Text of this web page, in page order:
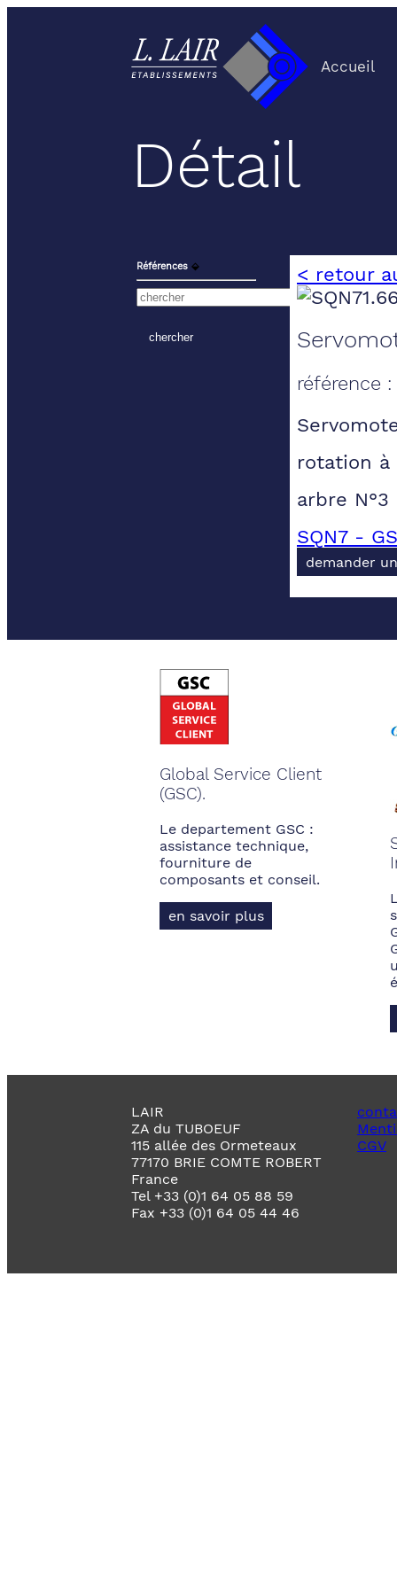
Accueil
Détail
Références ⬙ < retour
référence :
rotation à
arbre N°3
SQN7 -
demander
Global Service Client
(GSC).
Le departement GSC :
assistance technique,
fourniture de
composants et conseil.
en savoir plus
LAIR
ZA du TUBOEUF
115 allée des Ormeteaux
77170 BRIE COMTE ROBERT
France
Tel +33 (0)1 64 05 88 59
Fax +33 (0)1 64 05 44 46
CGV